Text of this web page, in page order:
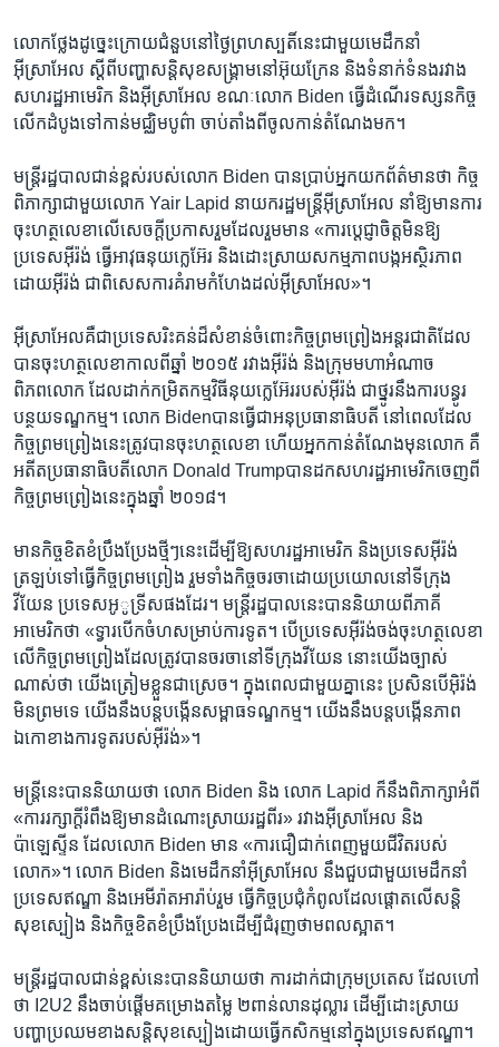
លោក​ថ្លែង​ដូច្នេះ​ក្រោយ​ជំនួប​នៅ​ថ្ងៃ​ព្រហស្បតិ៍​នេះ​ជាមួយ​មេ​ដឹកនាំ​
អ៊ីស្រាអែល​ ស្តីពី​បញ្ហា​សន្តិសុខ​សង្គ្រាម​នៅ​អ៊ុយក្រែន ​និង​ទំនាក់​ទំនង​រវាង​
សហរដ្ឋ​អាមេរិក​ និង​អ៊ីស្រាអែល ខណៈ​លោក Biden ​ធ្វើ​ដំណើរ​ទស្សនកិច្ច​
លើក​ដំបូង​ទៅ​កាន់​មជ្ឈិម​បូព៌ា​ ចាប់​តាំងពី​ចូល​កាន់​តំណែង​មក។​
មន្ត្រី​រដ្ឋបាល​ជាន់​ខ្ពស់​របស់​លោក​ Biden ​បាន​ប្រាប់​អ្នក​យក​ព័ត៌មាន​ថា កិច្ច​
ពិភាក្សា​ជាមួយ​លោក Yair Lapid ​នាយក​រដ្ឋមន្ត្រីអ៊ីស្រាអែល ​នាំ​ឱ្យ​មាន​ការ​
ចុះ​ហត្ថលេខា​លើ​សេចក្តី​ប្រកាស​រួម​ដែល​រួមមាន​ «ការ​ប្តេជ្ញា​ចិត្ត​មិន​ឱ្យ​
ប្រទេស​អ៊ីរ៉ង់​ ធ្វើ​អាវុធ​នុយក្លេអ៊ែរ ​និង​ដោះស្រាយ​សកម្មភាព​បង្ក​អស្ថិរ​ភាព​
ដោយ​អ៊ីរ៉ង់​ ជាពិសេស​ការ​គំរាម​កំហែង​ដល់​អ៊ីស្រាអែល»។​
អ៊ីស្រាអែល​គឺ​ជា​ប្រទេស​រិះគន់​ដ៏​សំខាន់​ចំពោះ​កិច្ច​ព្រមព្រៀង​អន្តរជាតិ​ដែល​
បាន​ចុះ​ហត្ថលេខា​កាលពី​ឆ្នាំ​ ២០១៥​ រវាង​អ៊ីរ៉ង់ ​និង​ក្រុម​មហា​អំណាច​
ពិភពលោក ​ដែល​ដាក់​កម្រិត​កម្ម​វិធី​នុយក្លេអ៊ែរ​របស់​អ៊ីរ៉ង់​ ជា​ថ្នូរ​នឹង​ការ​បន្ធូរ​
បន្ថយ​ទណ្ឌកម្ម។ ​លោក ​Biden​បាន​ធ្វើ​ជា​អនុ​ប្រធានាធិបតី​ នៅពេល​ដែល​
កិច្ច​ព្រមព្រៀង​នេះ​ត្រូវ​បាន​ចុះ​ហត្ថលេខា​ ហើយ​អ្នកកាន់​តំណែង​មុន​លោក​ គឺ​
អតីត​ប្រធានាធិបតី​លោក​ Donald Trump​បានដក​សហរដ្ឋ​អាមេរិក​ចេញពី​
កិច្ច​ព្រមព្រៀង​នេះ​ក្នុង​ឆ្នាំ ២០១៨។​
មាន​កិច្ច​ខិតខំ​ប្រឹង​ប្រែង​ថ្មីៗ​នេះ​ដើម្បី​ឱ្យ​សហរដ្ឋ​អាមេរិក​ និង​ប្រទេស​អ៊ីរ៉ង់​
ត្រឡប់​ទៅ​ធ្វើ​កិច្ច​ព្រមព្រៀង​ រួមទាំង​កិច្ច​ចរចា​ដោយ​ប្រយោល​នៅ​ទីក្រុង​
វីយែន​ ប្រទេស​អូូទ្រីស​ផង​ដែរ។ ​មន្ត្រី​រដ្ឋបាល​នេះ​បាន​និយាយ​ពី​ភាគី​
អាមេរិក​ថា ​«ទ្វារ​បើក​ចំហ​សម្រាប់​ការទូត។ ​បើ​ប្រទេស​អ៊ីរ៉ង់​ចង់​ចុះ​ហត្ថលេខា​
លើ​កិច្ចព្រម​ព្រៀង​ដែល​ត្រូវ​បាន​ចរចា​នៅ​ទីក្រុង​វីយែន ​នោះយើង​ច្បាស់​
ណាស់​ថា​ យើង​ត្រៀម​ខ្លួន​ជា​ស្រេច។ ​ក្នុង​ពេល​ជាមួយ​គ្នា​នេះ​ ប្រសិន​បើ​អ៊ិរ៉ង់​
មិនព្រម​ទេ​ យើង​នឹង​បន្ត​បង្កើន​សម្ពាធ​ទណ្ឌកម្ម។ យើង​នឹង​បន្ត​បង្កើន​ភាព​
ឯកោ​ខាង​ការទូត​របស់​អ៊ីរ៉ង់»។​
មន្ត្រី​នេះ​បាន​និយាយ​ថា ​លោក ​Biden​ និង ​លោក​ Lapid ​ក៏នឹង​ពិភាក្សា​អំពី​
«ការ​រក្សា​ក្តី​រំពឹង​ឱ្យ​មាន​ដំណោះ​ស្រាយ​រដ្ឋ​ពីរ»​ រវាង​អ៊ីស្រាអែល ​និង​
ប៉ាឡេស្ទីន​ ដែល​លោក​ Biden ​មាន​ «ការ​ជឿជាក់​ពេញ​មួយ​ជីវិត​របស់​
លោក»។ ​លោក ​Biden ​និង​មេ​ដឹកនាំ​អ៊ីស្រាអែល​ នឹង​ជួប​ជាមួយ​មេ​ដឹកនាំ​
ប្រទេស​ឥណ្ឌា ​និង​អេមីរ៉ាតអារ៉ាប់រួម​ ធ្វើ​កិច្ច​ប្រជុំ​កំពូល​ដែល​ផ្តោត​លើ​សន្តិ
សុខ​ស្បៀង ​និង​កិច្ច​ខិតខំ​ប្រឹងប្រែង​ដើម្បី​ជំរុញ​ថាមពល​ស្អាត។​
មន្ត្រីរ​ដ្ឋបាល​ជាន់ខ្ពស់​នេះ​បាន​និយាយ​ថា ​ការ​ដាក់​ជា​ក្រុម​ប្រតេស​ ដែល​ហៅ​
ថា​ I2U2 ​នឹង​ចាប់​ផ្តើម​គម្រោង​តម្លៃ​ ២ពាន់​លាន​ដុល្លារ​ ដើម្បី​ដោះស្រាយ​
បញ្ហា​ប្រឈម​ខាង​សន្តិសុខ​ស្បៀង​ដោយ​ធ្វើ​កសិកម្ម​នៅ​ក្នុង​ប្រទេស​ឥណ្ឌា។​